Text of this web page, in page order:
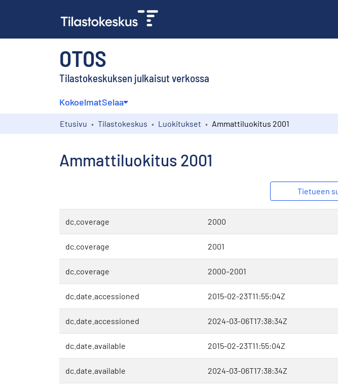
OTOS
Tilastokeskuksen julkaisut verkossa
KokoelmatSelaa
Etusivu Tilastokeskus Luokitukset Ammattiluokitus 2001
Ammattiluokitus 2001
Tietueen
dc.coverage 2000
dc.coverage 2001
dc.coverage 2000–2001
dc.date.accessioned 2015-02-23T11:55:04Z
dc.date.accessioned 2024-03-06T17:38:34Z
dc.date.available 2015-02-23T11:55:04Z
dc.date.available 2024-03-06T17:38:34Z